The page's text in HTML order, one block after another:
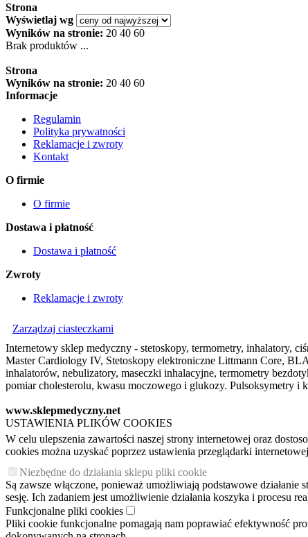
Strona
Wyświetlaj wg
Wyników na stronie: 20 40 60
Brak produktów ...
Strona
Wyników na stronie: 20 40 60
Informacje
Regulamin
Polityka prywatności
Reklamacje i zwroty
Kontakt
O firmie
O firmie
Dostawa i płatność
Dostawa i płatność
Zwroty
Reklamacje i zwroty
Zarządzaj ciasteczkami
Internetowy sklep medyczny - stetoskopy, termometry, inhalatory,
Master Cardiology IV, Stetoskopy elektroniczne Littmann Core,
inhalatorów, nebulizatory, maseczki inhalacyjne, termometry
pomiar cholesterolu, kwasu moczowego i glukozy. Pulsoksymetry i
www.sklepmedyczny.net
USTAWIENIA PLIKÓW COOKIES
W celu ulepszenia zawartości naszej strony internetowej oraz
cookies można uzyskać poprzez ustawienia przeglądarki
Niezbędne do działania sklepu pliki cookie
Są zawsze włączone, ponieważ umożliwiają podstawowe
sesję. Ich zadaniem jest umożliwienie działania koszyka i procesu
Funkcjonalne pliki cookies
Pliki cookie funkcjonalne pomagają nam poprawiać efektywność